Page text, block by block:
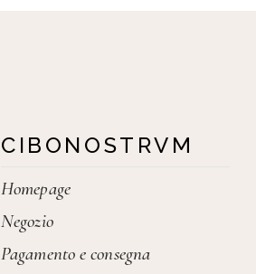
CIBONOSTRVM
Homepage
Negozio
Pagamento e consegna